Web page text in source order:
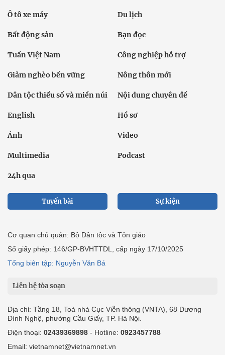
Ô tô xe máy Du lịch
Bất động sản Bạn đọc
Tuần Việt Nam Công nghiệp hỗ trợ
Giảm nghèo bền vững Nông thôn mới
Dân tộc thiểu số và miền núi Nội dung chuyên đề
English Hồ sơ
Ảnh Video
Multimedia Podcast
24h qua
Tuyến bài Sự kiện
Cơ quan chủ quản: Bộ Dân tộc và Tôn giáo
Số giấy phép: 146/GP-BVHTTDL, cấp ngày 17/10/2025
Tổng biên tập: Nguyễn Văn Bá
Liên hệ tòa soạn
Địa chỉ: Tầng 18, Toà nhà Cục Viễn thông (VNTA), 68 Dương
Đình Nghệ, phường Cầu Giấy, TP. Hà Nội.
Điện thoại: 02439369898 - Hotline: 0923457788
Email: vietnamnet@vietnamnet.vn